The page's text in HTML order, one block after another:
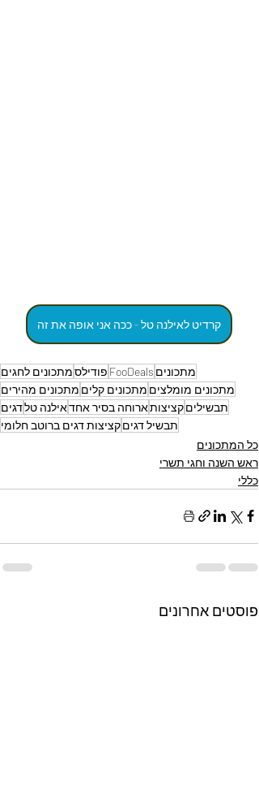
קרדיט לאילנה טל - ככה אני אופה את זה
מתכונים FooDeals פודילסמתכונים לחגים
מתכונים מומלצים מתכונים קלים מתכונים מהירים
תבשיליםקציצותארוחה בסיר אחדאילנה טלדגים
תבשיל דגיםקציצות דגים ברוטב חלומי
כל המתכונים
ראש השנה וחגי תשרי
כללי
פוסטים אחרונים